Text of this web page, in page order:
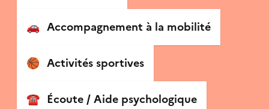
🚗 Accompagnement à la mobilité
🏀 Activités sportives
☎️ Écoute / Aide psychologique